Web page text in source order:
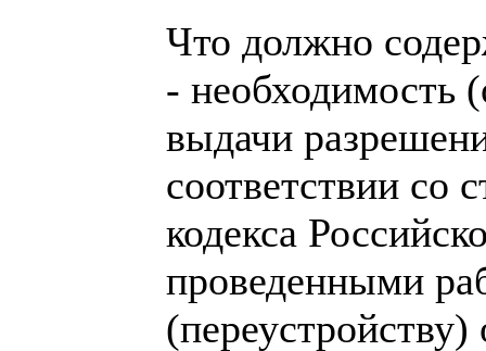
Что должно
- необходимость
выдачи
соответствии со
кодекса
проведенными
(переустройству)